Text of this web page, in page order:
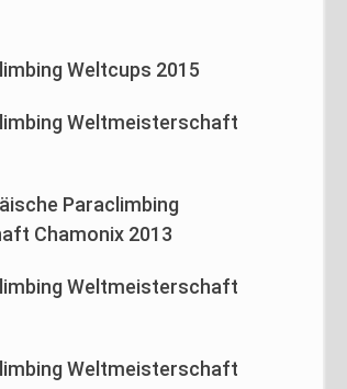
Weltcups 2015
Weltmeisterschaft
Paraclimbing
Chamonix 2013
Weltmeisterschaft
Weltmeisterschaft